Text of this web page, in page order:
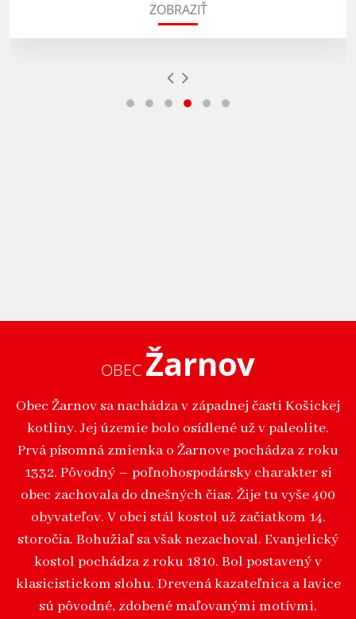
ZOBRAZIŤ
OBEC Žarnov
Obec Žarnov sa nachádza v západnej časti Košickej
kotliny. Jej územie bolo osídlené už v paleolite.
Prvá písomná zmienka o Žarnove pochádza z roku
1332. Pôvodný – poľnohospodársky charakter si
obec zachovala do dnešných čias. Žije tu vyše 400
obyvateľov. V obci stál kostol už začiatkom 14.
storočia. Bohužiaľ sa však nezachoval. Evanjelický
kostol pochádza z roku 1810. Bol postavený v
klasicistickom slohu. Drevená kazateľnica a lavice
sú pôvodné, zdobené maľovanými motívmi.